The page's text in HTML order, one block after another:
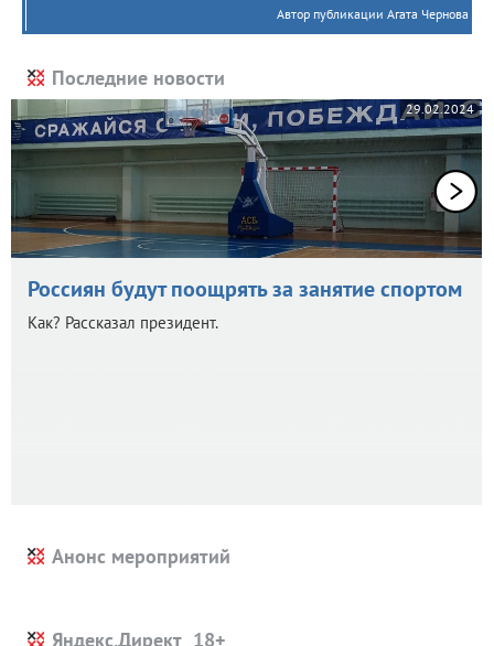
Автор публикации Агата Чернова
Последние новости
29.02.2024
Россиян будут поощрять за занятие спортом
Как? Рассказал президент.
Анонс мероприятий
Яндекс.Директ